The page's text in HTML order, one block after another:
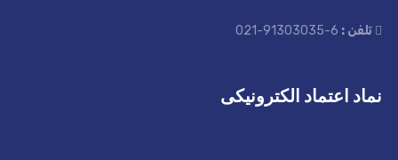
تلفن : 6-91303035-021
نماد اعتماد الکترونیکی